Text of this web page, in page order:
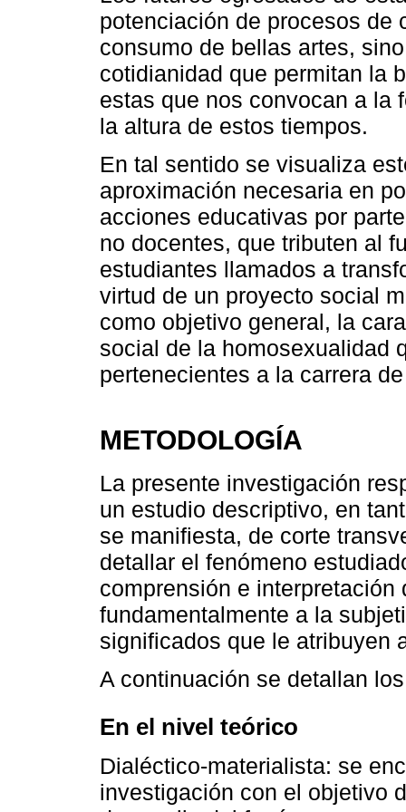
potenciación de procesos de
consumo de bellas artes,
cotidianidad que permitan la
estas que nos convocan a la
la altura de estos tiempos.
En tal sentido se visualiza
aproximación necesaria en
acciones educativas por
no docentes, que tributen al
estudiantes llamados a
virtud de un proyecto social
como objetivo general, la
social de la homosexualidad
pertenecientes a la carrera
METODOLOGÍA
La presente investigación
un estudio descriptivo, en
se manifiesta, de corte
detallar el fenómeno
comprensión e
fundamentalmente a la
significados que le atribuyen
A continuación se detallan
En el nivel teórico
Dialéctico-materialista: se
investigación con el objetivo